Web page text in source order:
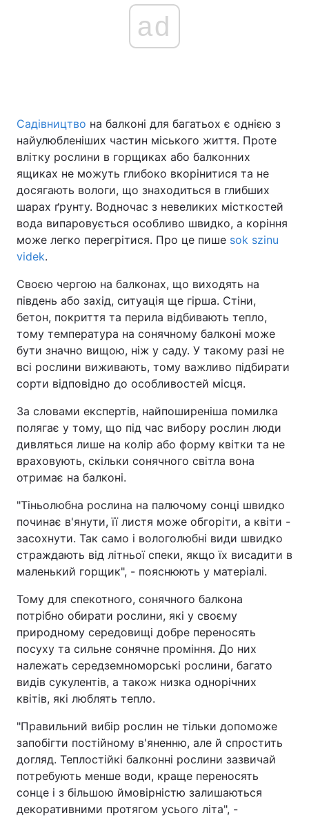
ad
Садівництво на балконі для багатьох є однією з
найулюбленіших частин міського життя. Проте
влітку рослини в горщиках або балконних
ящиках не можуть глибоко вкорінитися та не
досягають вологи, що знаходиться в глибших
шарах ґрунту. Водночас з невеликих місткостей
вода випаровується особливо швидко, а коріння
може легко перегрітися. Про це пише sok szinu
videk.
Своєю чергою на балконах, що виходять на
південь або захід, ситуація ще гірша. Стіни,
бетон, покриття та перила відбивають тепло,
тому температура на сонячному балконі може
бути значно вищою, ніж у саду. У такому разі не
всі рослини виживають, тому важливо підбирати
сорти відповідно до особливостей місця.
За словами експертів, найпоширеніша помилка
полягає у тому, що під час вибору рослин люди
дивляться лише на колір або форму квітки та не
враховують, скільки сонячного світла вона
отримає на балконі.
"Тіньолюбна рослина на палючому сонці швидко
починає в'янути, її листя може обгоріти, а квіти -
засохнути. Так само і вологолюбні види швидко
страждають від літньої спеки, якщо їх висадити в
маленький горщик", - пояснюють у матеріалі.
Тому для спекотного, сонячного балкона
потрібно обирати рослини, які у своєму
природному середовищі добре переносять
посуху та сильне сонячне проміння. До них
належать середземноморські рослини, багато
видів сукулентів, а також низка однорічних
квітів, які люблять тепло.
"Правильний вибір рослин не тільки допоможе
запобігти постійному в'яненню, але й спростить
догляд. Теплостійкі балконні рослини зазвичай
потребують менше води, краще переносять
сонце і з більшою ймовірністю залишаються
декоративними протягом усього літа", -